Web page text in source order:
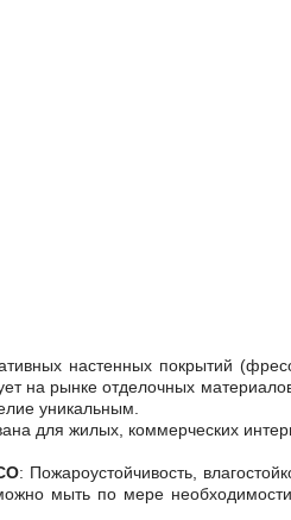
настенных покрытий
на рынке отделочных
уникальным.
для жилых, коммерческих
: Пожароустойчивость,
мыть по мере